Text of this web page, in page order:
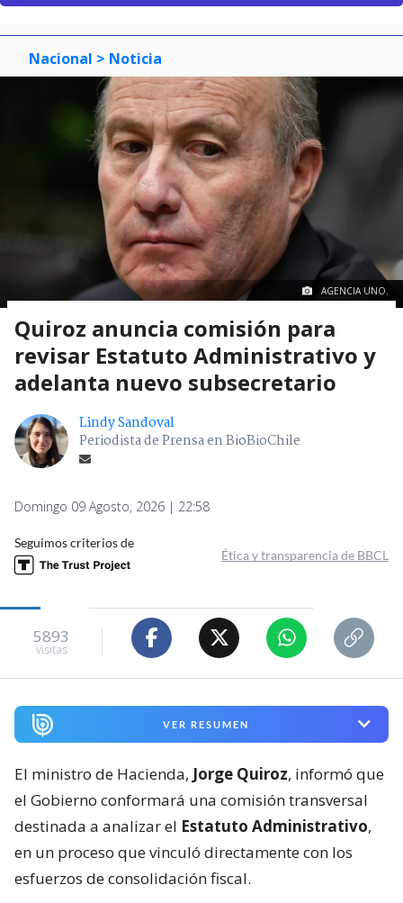
Nacional > Noticia
AGENCIA UNO.
Quiroz anuncia comisión para
revisar Estatuto Administrativo y
adelanta nuevo subsecretario
Lindy Sandoval
Periodista de Prensa en BioBioChile
Domingo 09 Agosto, 2026 | 22:58
Seguimos criterios de
Ética y transparencia de BBCL
5893
visitas
VER RESUMEN
El ministro de Hacienda, Jorge Quiroz, informó que
el Gobierno conformará una comisión transversal
destinada a analizar el Estatuto Administrativo,
en un proceso que vinculó directamente con los
esfuerzos de consolidación fiscal.